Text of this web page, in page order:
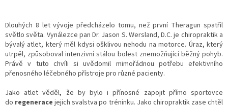
Dlouhých 8 let vývoje předcházelo tomu, než první Theragun spatřil
světlo světa. Vynálezce pan Dr. Jason S. Wersland, D.C. je chiropraktik a
bývalý atlet, který měl kdysi ošklivou nehodu na motorce. Úraz, který
utrpěl, způsoboval intenzivní stálou bolest znemožňující běžný pohyb.
Právě v tuto chvíli si uvědomil mimořádnou potřebu efektivního
přenosného léčebného přístroje pro různé pacienty.
Jako atlet věděl, že by bylo i přínosné zapojit přímo sportovce
do regenerace jejich svalstva po tréninku. Jako chiropraktik zase chtěl